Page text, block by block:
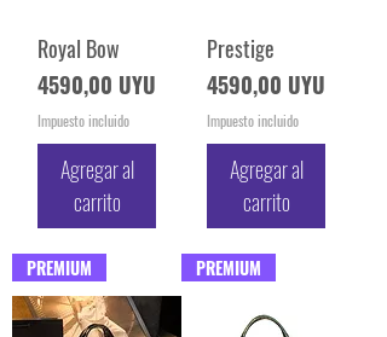
Royal Bow
Precio
4590,00 UYU
Impuesto incluido
Agregar al
carrito
Prestige
Precio
4590,00 UYU
Impuesto incluido
Agregar al
carrito
PREMIUM PREMIUM